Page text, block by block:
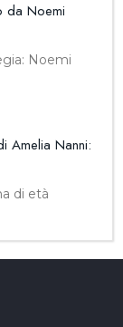
da Noemi
Noemi
Amelia Nanni:
di età